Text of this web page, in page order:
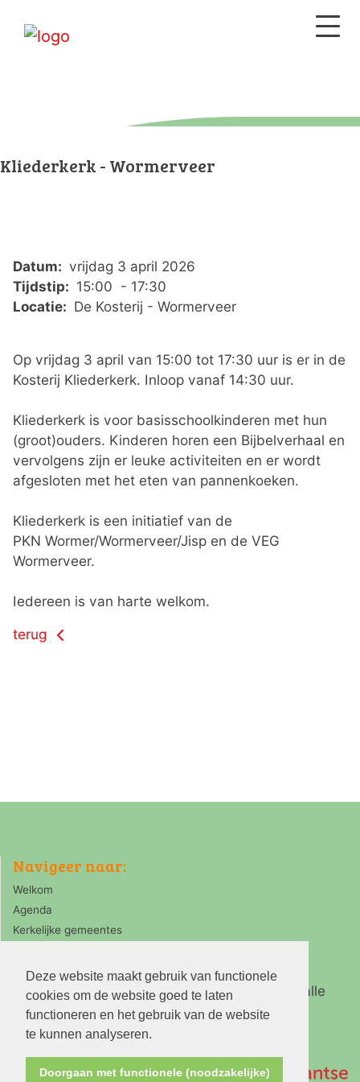
Deze website maakt gebruik van functionele
cookies om de website goed te laten
functioneren en het gebruik van de website
te kunnen analyseren.
Doorgaan met functionele (noodzakelijke)
Kliederkerk - Wormerveer
Datum: vrijdag 3 april 2026
Tijdstip: 15:00 - 17:30
Locatie: De Kosterij - Wormerveer
Op vrijdag 3 april van 15:00 tot 17:30 uur is er in de
Kosterij Kliederkerk. Inloop vanaf 14:30 uur.
Kliederkerk is voor basisschoolkinderen met hun
(groot)ouders. Kinderen horen een Bijbelverhaal en
vervolgens zijn er leuke activiteiten en er wordt
afgesloten met het eten van pannenkoeken.
Kliederkerk is een initiatief van de
PKN Wormer/Wormerveer/Jisp en de VEG
Wormerveer.
Iedereen is van harte welkom.
terug
Navigeer naar:
Welkom
Agenda
Kerkelijke gemeentes
Ring Zaanstreek is de koepelorganisatie van alle
PKN kerken in de Zaanstreek